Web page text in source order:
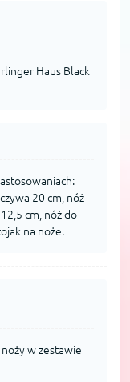
Haus Black
20 cm, nóż
cm, nóż do
na noże.
w zestawie